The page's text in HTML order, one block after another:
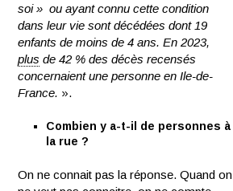
soi » ou ayant connu cette condition
dans leur vie sont décédées dont 19
enfants de moins de 4 ans. En 2023,
plus de 42 % des décès recensés
concernaient une personne en Ile-de-
France. ».
Combien y a-t-il de personnes à
la rue ?
On ne connait pas la réponse. Quand on